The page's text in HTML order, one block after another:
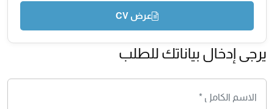
عرض CV
يرجى إدخال بياناتك للطلب